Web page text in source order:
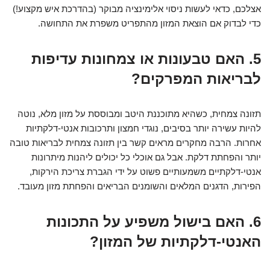
אצלכם, כדאי לעשות ניסוי אלימינציה מבוקר (בהדרכת איש מקצוע!)
כדי לבדוק אם הוצאת המזון מהתפריט משפרת את התחושה.
5. האם טבעונות או צמחונות עדיפות
לבריאות המפרקים?
תזונה צמחית, כשהיא מתוכננת היטב ומבוססת על מזון מלא, נוטה
להיות עשירה יותר בסיבים, נוגדי חמצון ותרכובות אנטי-דלקתיות
אחרות. הרבה מחקרים מראים קשר בין תזונה צמחית לבריאות טובה
יותר והפחתת דלקת. אבל גם אוכלי כל יכולים ליהנות מיתרונות
אנטי-דלקתיים משמעותיים פשוט על ידי הגברת צריכת הירקות,
הפירות, הדגנים המלאים והשומנים הבריאים והפחתת מזון מעובד.
6. האם בישול משפיע על התכונות
האנטי-דלקתיות של המזון?